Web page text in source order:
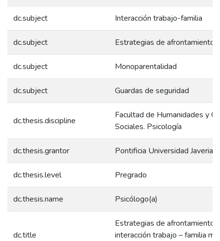
dc.subject Interacción trabajo-familia
dc.subject Estrategias de afrontamiento
dc.subject Monoparentalidad
dc.subject Guardas de seguridad
dc.thesis.discipline
Facultad de Humanidades y
Sociales. Psicología
dc.thesis.grantor Pontificia Universidad
dc.thesis.level Pregrado
dc.thesis.name Psicólogo(a)
dc.title
Estrategias de afrontamiento
interacción trabajo – familia